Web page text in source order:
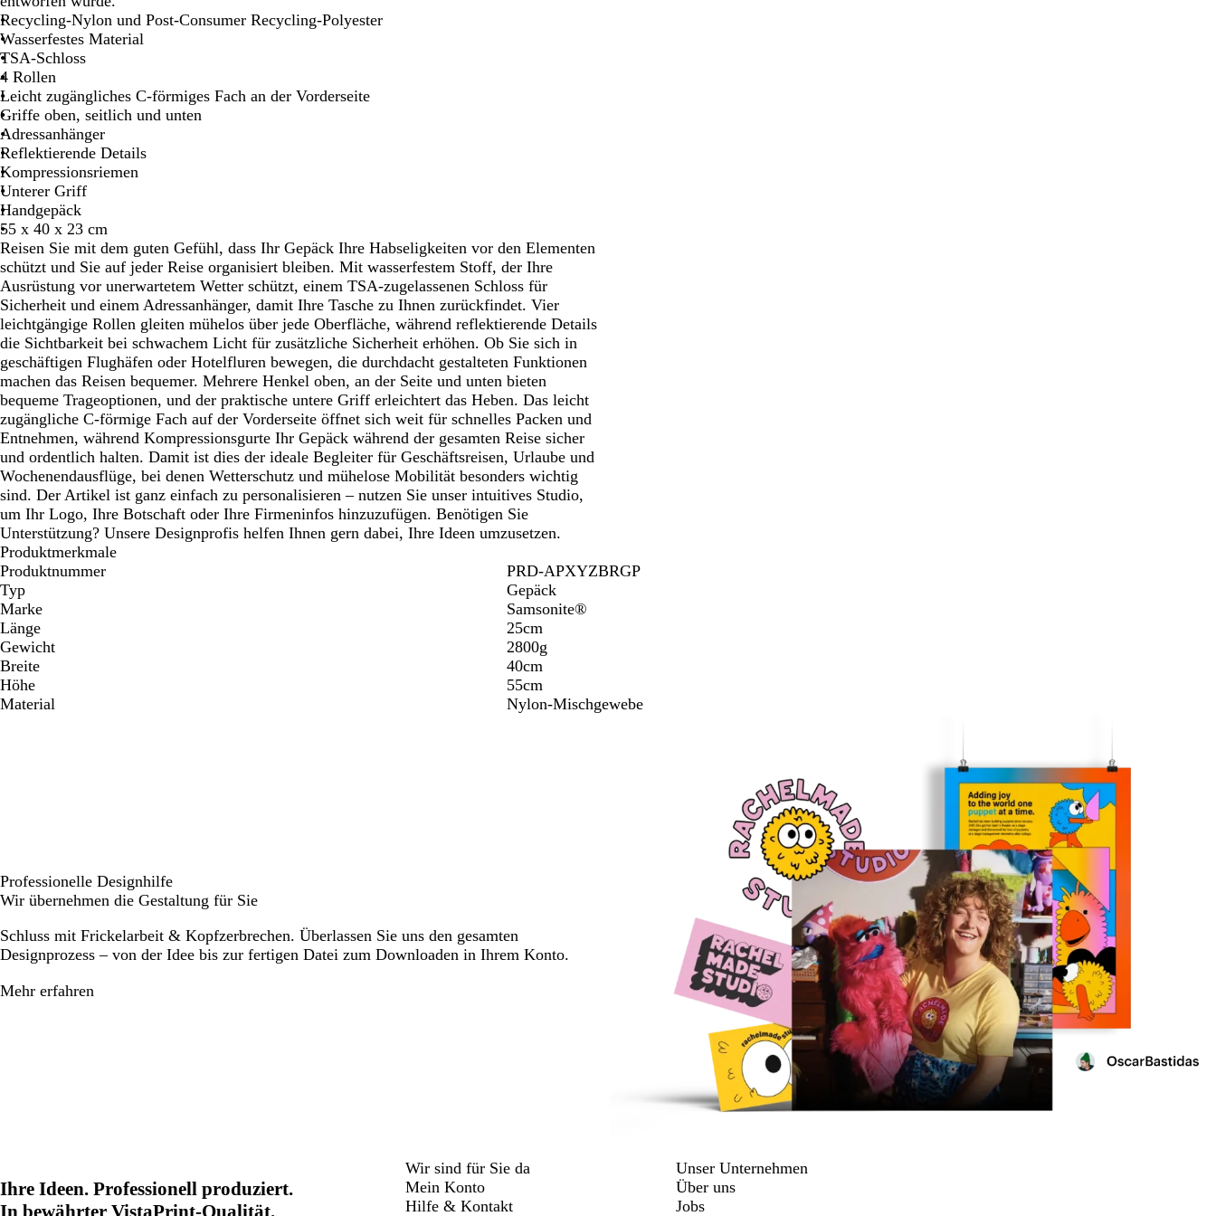
Schwenken.
Schwenken.
Schwenken.
Recycling-Nylon und Post-Consumer Recycling-Polyester
Wasserfestes Material
TSA-Schloss
4 Rollen
Leicht zugängliches C-förmiges Fach an der Vorderseite
Griffe oben, seitlich und unten
Adressanhänger
Reflektierende Details
Kompressionsriemen
Unterer Griff
Handgepäck
55 x 40 x 23 cm
Reisen Sie mit dem guten Gefühl, dass Ihr Gepäck Ihre Habseligkeiten vor den Elementen
schützt und Sie auf jeder Reise organisiert bleiben. Mit wasserfestem Stoff, der Ihre
Ausrüstung vor unerwartetem Wetter schützt, einem TSA-zugelassenen Schloss für
Sicherheit und einem Adressanhänger, damit Ihre Tasche zu Ihnen zurückfindet. Vier
leichtgängige Rollen gleiten mühelos über jede Oberfläche, während reflektierende Details
die Sichtbarkeit bei schwachem Licht für zusätzliche Sicherheit erhöhen. Ob Sie sich in
geschäftigen Flughäfen oder Hotelfluren bewegen, die durchdacht gestalteten Funktionen
machen das Reisen bequemer. Mehrere Henkel oben, an der Seite und unten bieten
bequeme Trageoptionen, und der praktische untere Griff erleichtert das Heben. Das leicht
zugängliche C-förmige Fach auf der Vorderseite öffnet sich weit für schnelles Packen und
Entnehmen, während Kompressionsgurte Ihr Gepäck während der gesamten Reise sicher
und ordentlich halten. Damit ist dies der ideale Begleiter für Geschäftsreisen, Urlaube und
Wochenendausflüge, bei denen Wetterschutz und mühelose Mobilität besonders wichtig
sind. Der Artikel ist ganz einfach zu personalisieren – nutzen Sie unser intuitives Studio,
um Ihr Logo, Ihre Botschaft oder Ihre Firmeninfos hinzuzufügen. Benötigen Sie
Unterstützung? Unsere Designprofis helfen Ihnen gern dabei, Ihre Ideen umzusetzen.
Produktmerkmale
Produktnummer
PRD-APXYZBRGP
Typ
Gepäck
Marke
Samsonite®
Länge
25cm
Gewicht
2800g
Breite
40cm
Höhe
55cm
Material
Nylon-Mischgewebe
Professionelle Designhilfe
Wir übernehmen die Gestaltung für Sie
Schluss mit Frickelarbeit & Kopfzerbrechen. Überlassen Sie uns den gesamten
Designprozess – von der Idee bis zur fertigen Datei zum Downloaden in Ihrem Konto.
Mehr erfahren
Ihre Ideen. Professionell produziert.
In bewährter VistaPrint-Qualität.
Wir sind für Sie da
Mein Konto
Hilfe & Kontakt
Unser Unternehmen
Über uns
Jobs